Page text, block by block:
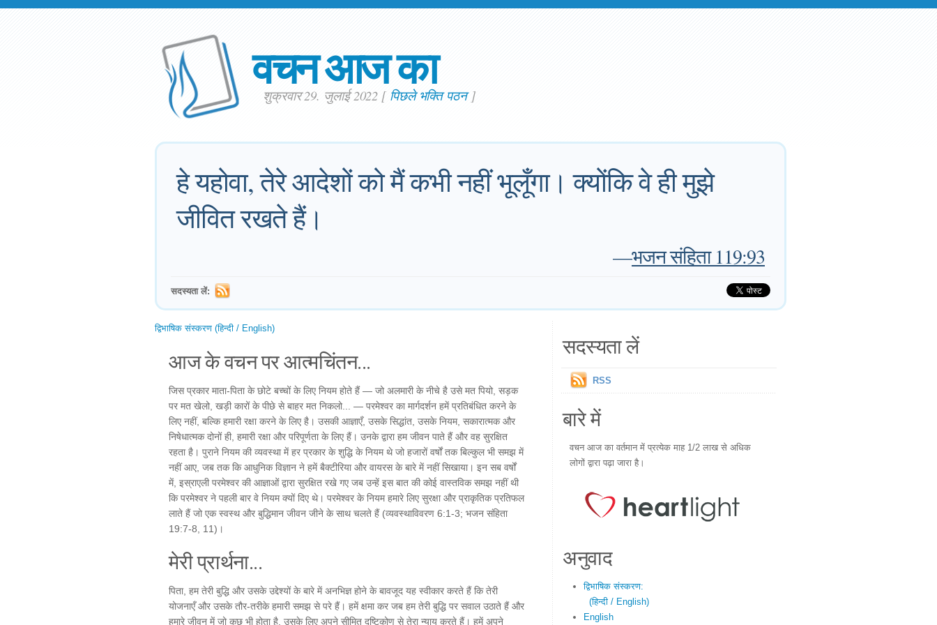
वचन आज का
शुक्रवार 29. जुलाई 2022 [ पिछले भक्ति पठन]
हे यहोवा, तेरे आदेशों को मैं कभी नहीं भूलूँगा। क्योंकि वे ही मुझे
जीवित रखते हैं।
—भजन संहिता 119:93
सदस्यता लें:
द्विभाषिक संस्करण (हिन्दी / English)
आज के वचन पर आत्मचिंतन...
जिस प्रकार माता-पिता के छोटे बच्चों के लिए नियम होते हैं — जो अलमारी के नीचे है उसे मत पियो, सड़क
पर मत खेलो, खड़ी कारों के पीछे से बाहर मत निकलो... — परमेश्वर का मार्गदर्शन हमें प्रतिबंधित करने के
लिए नहीं, बल्कि हमारी रक्षा करने के लिए है। उसकी आज्ञाएँ, उसके सिद्धांत, उसके नियम, सकारात्मक और
निषेधात्मक दोनों ही, हमारी रक्षा और परिपूर्णता के लिए हैं। उनके द्वारा हम जीवन पाते हैं और वह सुरक्षित
रहता है। पुराने नियम की व्यवस्था में हर प्रकार के शुद्धि के नियम थे जो हजारों वर्षों तक बिल्कुल भी समझ में
नहीं आए, जब तक कि आधुनिक विज्ञान ने हमें बैक्टीरिया और वायरस के बारे में नहीं सिखाया। इन सब वर्षों
में, इस्राएली परमेश्वर की आज्ञाओं द्वारा सुरक्षित रखे गए जब उन्हें इस बात की कोई वास्तविक समझ नहीं थी
कि परमेश्वर ने पहली बार वे नियम क्यों दिए थे। परमेश्वर के नियम हमारे लिए सुरक्षा और प्राकृतिक प्रतिफल
लाते हैं जो एक स्वस्थ और बुद्धिमान जीवन जीने के साथ चलते हैं (व्यवस्थाविवरण 6:1-3; भजन संहिता
19:7-8, 11)।
मेरी प्रार्थना...
पिता, हम तेरी बुद्धि और उसके उद्देश्यों के बारे में अनभिज्ञ होने के बावजूद यह स्वीकार करते हैं कि तेरी
योजनाएँ और उसके तौर-तरीके हमारी समझ से परे हैं। हमें क्षमा कर जब हम तेरी बुद्धि पर सवाल उठाते हैं और
हमारे जीवन में जो कुछ भी होता है, उसके लिए अपने सीमित दृष्टिकोण से तेरा न्याय करते हैं। हमें अपने
सदस्यता लें
RSS
बारे में
वचन आज का वर्तमान में प्रत्येक माह 1/2 लाख से अधिक
लोगों द्वारा पढ़ा जारा है।
अनुवाद
द्विभाषिक संस्करण:
(हिन्दी / English)
English